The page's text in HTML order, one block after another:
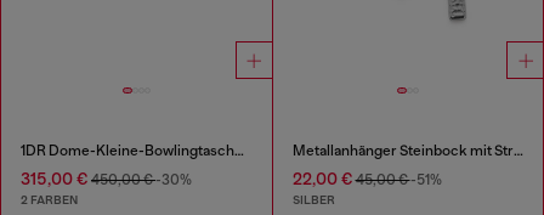
1DR Dome-Kleine-Bowlingtasche aus Leder in Schlangenoptik
315,00 € 450,00 €-30%
2 FARBEN
Metallanhänger Steinbock mit Strasssteinen
22,00 €45,00 €-51%
SILBER